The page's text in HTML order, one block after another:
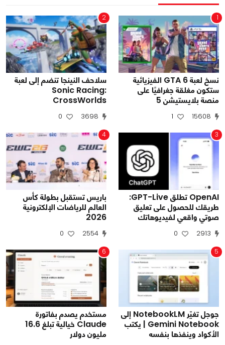
1
نسخ لعبة GTA 6 الفيزيائية
ستكون مغلقة جغرافيًا على
منصة بلايستيشن 5
15608
1
2
سلاحف النينجا تنضم إلى لعبة
Sonic Racing:
CrossWorlds
3698
0
3
OpenAI تطلق GPT-Live:
طريقك للحصول على تعليق
صوتي واقعي لفيديوهاتك
2913
0
4
باريس تستقبل بطولة كأس
العالم للرياضات الإلكترونية
2026
2554
0
5
جوجل تغيّر NotebookLM إلى
Gemini Notebook | يكتب
الأكواد وينفذها بنفسه
6
مستخدم يصدم بفاتورة
Claude خيالية تبلغ 16.6
مليون دولار